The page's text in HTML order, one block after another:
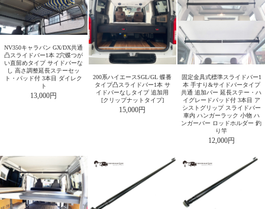
NV350キャラバン GX/DX共通
凸スライドバー1本 2穴蝶つが
い直留めタイプ サイドバーな
し 高さ調整延長ステーセッ
ト・パッド付 3本目 ダイレク
ト
13,000円
200系ハイエースSGL/GL 蝶番
タイプ凸スライドバー1本 サ
イドバーなしタイプ 追加用
[クリップナットタイプ]
15,000円
固定金具式標準スライドバー1
本 手すり&サイドバータイプ
共通 追加バー 延長ステー・ハ
イグレードパッド付 3本目 ア
シストグリップ スライドバー
車内 ハンガーラック 小物 ハ
ンガーバー ロッドホルダー 釣
り竿
12,000円